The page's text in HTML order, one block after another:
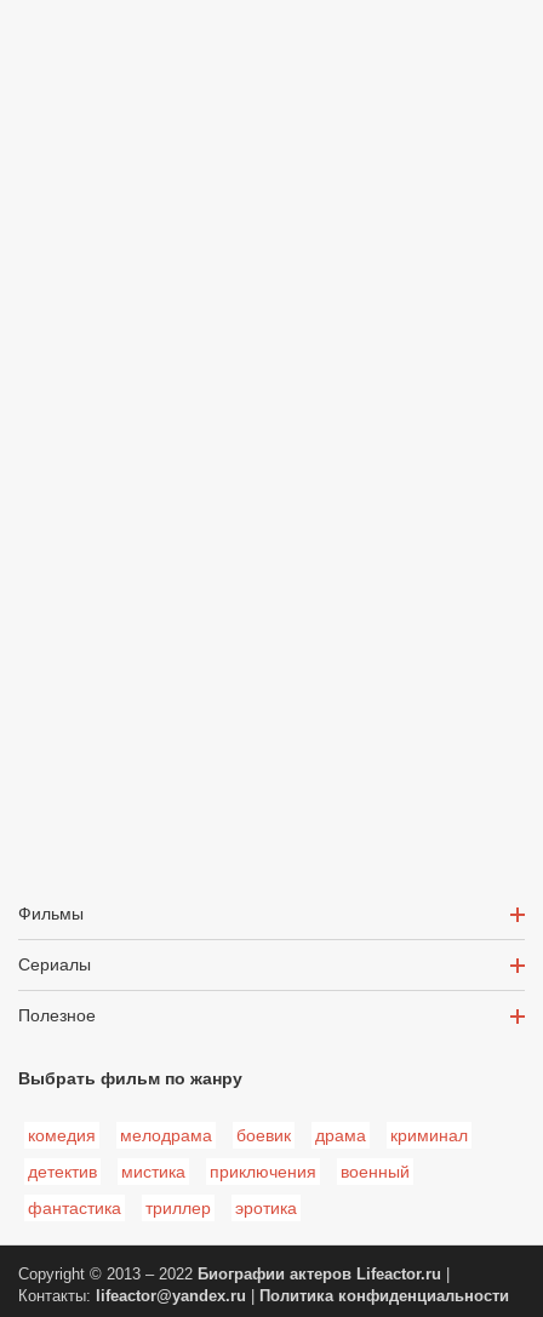
Фильмы
Сериалы
Полезное
Выбрать фильм по жанру
комедия мелодрама боевик драма
криминал
детектив
мистика приключения
военный
фантастика
триллер эротика
Copyright © 2013 – 2022 Биографии актеров Lifeactor.ru
Контакты:
lifeactor@yandex.ru Политика конфиденциальности